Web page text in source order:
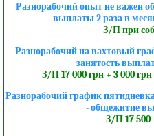
Разнорабочий опыт не важен
выплаты 2 раза в
З/П при
Разнорабочий на вахтовый
занятость
З/П 17 000 грн + 3 000
Разнорабочий график
- общежитие
З/П 17 500